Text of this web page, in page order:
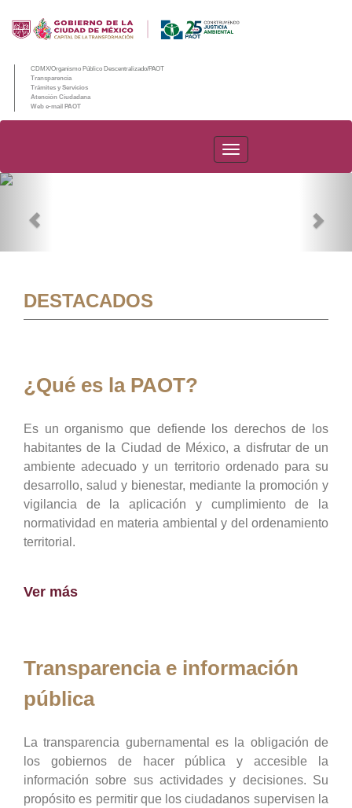
CDMX/Organismo Público Descentralizado/PAOT
Transparencia
Trámites y Servicios
Atención Ciudadana
Web e-mail PAOT
PAOT
DESTACADOS
¿Qué es la PAOT?
Es un organismo que defiende los derechos de los
habitantes de la Ciudad de México, a disfrutar de un
ambiente adecuado y un territorio ordenado para su
desarrollo, salud y bienestar, mediante la promoción y
vigilancia de la aplicación y cumplimiento de la
normatividad en materia ambiental y del ordenamiento
territorial.
Ver más
Transparencia e información
pública
La transparencia gubernamental es la obligación de
los gobiernos de hacer pública y accesible la
información sobre sus actividades y decisiones. Su
propósito es permitir que los ciudadanos supervisen la